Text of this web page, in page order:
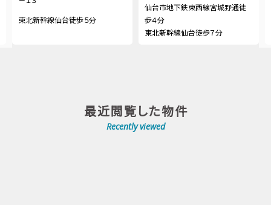
東北新幹線仙台徒歩５分
仙台市地下鉄東西線宮城野通徒
歩４分
東北新幹線仙台徒歩７分
最近閲覧した物件
Recently viewed